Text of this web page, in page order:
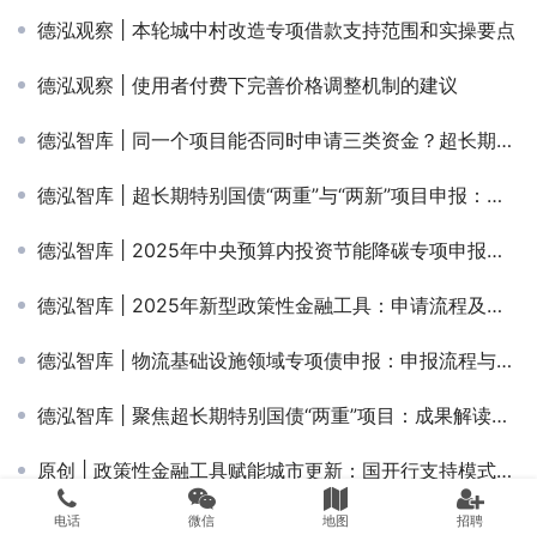
德泓观察 | 本轮城中村改造专项借款支持范围和实操要点
德泓观察 | 使用者付费下完善价格调整机制的建议
德泓智库 | 同一个项目能否同时申请三类资金？超长期特别国债、中央预算内投资与专项债的拼盘策略与红线
德泓智库 | 超长期特别国债“两重”与“两新”项目申报：支持领域、投向与评审标准
德泓智库 | 2025年中央预算内投资节能降碳专项申报：支持领域、补贴标准与申报要点
德泓智库 | 2025年新型政策性金融工具：申请流程及审核要点
德泓智库 | 物流基础设施领域专项债申报：申报流程与审核要点
德泓智库 | 聚焦超长期特别国债“两重”项目：成果解读、资金投向及项目申报
原创 | 政策性金融工具赋能城市更新：国开行支持模式、典型案例与申报路径
电话 微信 地图 招聘